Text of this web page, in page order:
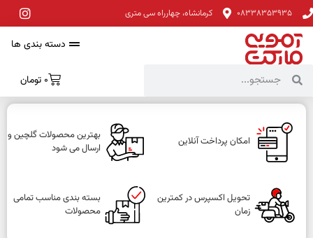
08338353935 کرمانشاه، چهارراه سی متری
دسته بندی ها
0 تومان
امکان پرداخت آنلاین
بهترین محصولات گلچین و
ارسال می شود
تحویل اکسپرس در کمترین
زمان
بسته بندی مناسب تمامی
محصولات